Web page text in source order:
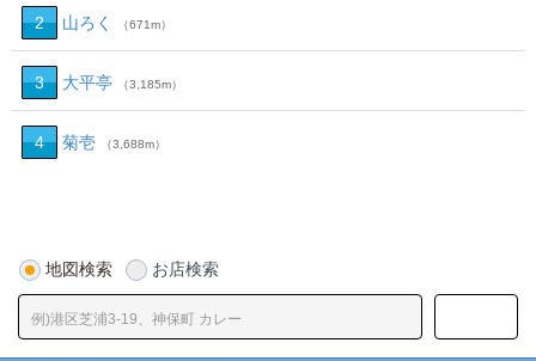
2 山ろく （671m）
3 大平亭 （3,185m）
4 菊壱 （3,688m）
地図検索 お店検索